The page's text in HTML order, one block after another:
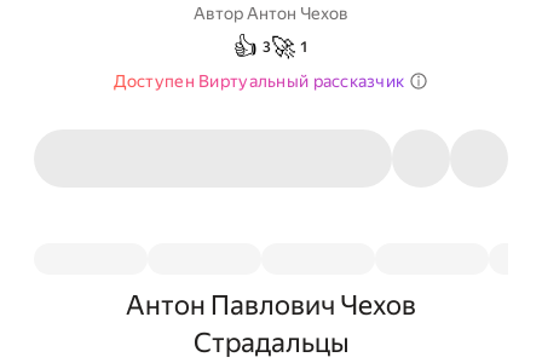
АвторАнтон Чехов
👍 3🚀 1
Доступен Виртуальный рассказчик
Антон Павлович Чехов
Страдальцы